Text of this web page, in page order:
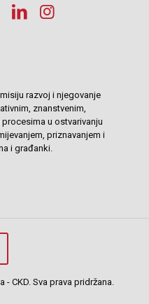
razvoj i njegovanje
znanstvenim,
u ostvarivanju
priznavanjem i
i građanki.
CKD. Sva prava pridržana.